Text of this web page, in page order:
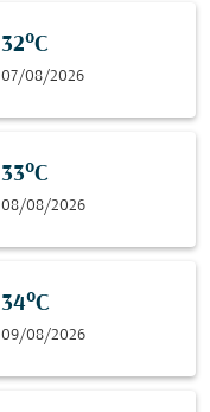
32°C
07/08/2026
33°C
08/08/2026
34°C
09/08/2026